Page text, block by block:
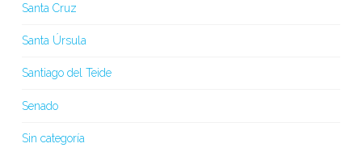
Santa Cruz
Santa Úrsula
Santiago del Teide
Senado
Sin categoría